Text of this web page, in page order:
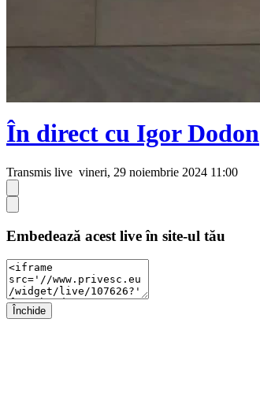
În direct cu Igor Dodon
Transmis live vineri, 29 noiembrie 2024 11:00
Embedează acest live în site-ul tău
Închide